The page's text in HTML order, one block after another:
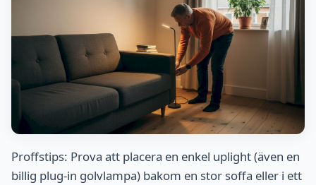
Proffstips: Prova att placera en enkel uplight (även en
billig plug-in golvlampa) bakom en stor soffa eller i ett